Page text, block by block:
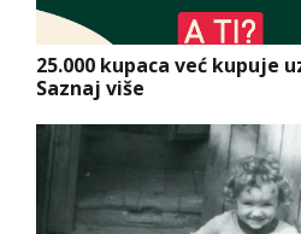
25.000 kupaca već kupuje
Saznaj više